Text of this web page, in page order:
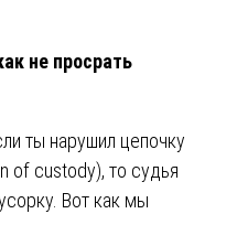
не просрать
ты нарушил цепочку
of custody), то судья
Вот как мы